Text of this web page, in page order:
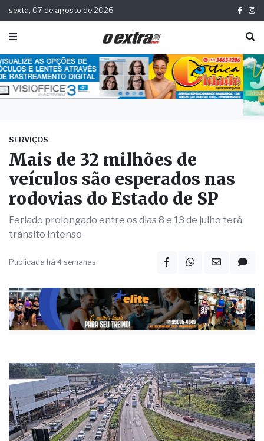
sexta, 07 de agosto de 2026
SERVIÇOS
Mais de 32 milhões de
veículos são esperados nas
rodovias do Estado de SP
Feriado prolongado entre os dias 8 e 13 de julho terá
trânsito intenso
Publicada há 4 semanas